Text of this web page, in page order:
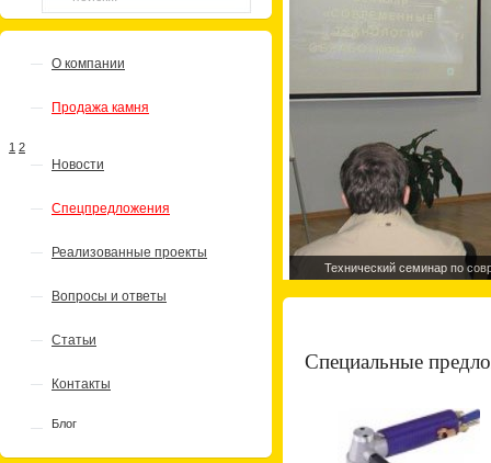
О компании
Продажа камня
1 2
Новости
Спецпредложения
Реализованные проекты
Вопросы и ответы
Статьи
Контакты
Блог
Технический семинар по
Специальные